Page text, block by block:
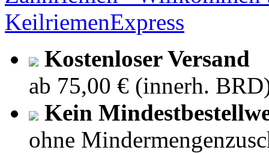
Kostenloser Versand
ab 75,00 € (innerh.
Kein
ohne